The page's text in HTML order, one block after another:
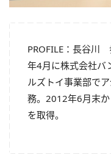
PROFILE：長谷
年4月に株式会社バ
ルズトイ事業部で
務。2012年6月末
を取得。